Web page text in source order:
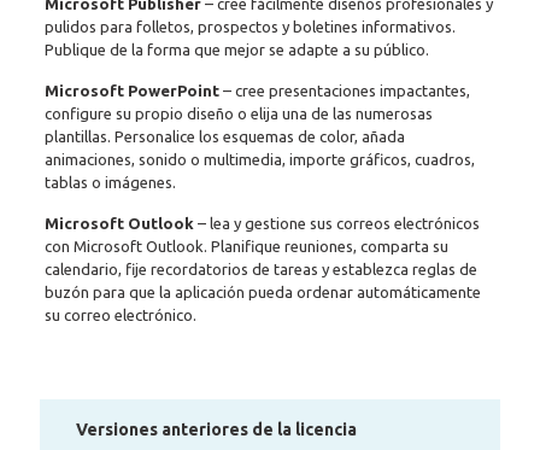
Microsoft Publisher– cree fácilmente diseños profesionales y
pulidos para folletos, prospectos y boletines informativos.
Publique de la forma que mejor se adapte a su público.
Microsoft PowerPoint– cree presentaciones impactantes,
configure su propio diseño o elija una de las numerosas
plantillas. Personalice los esquemas de color, añada
animaciones, sonido o multimedia, importe gráficos, cuadros,
tablas o imágenes.
Microsoft Outlook – lea y gestione sus correos electrónicos
con Microsoft Outlook. Planifique reuniones, comparta su
calendario, fije recordatorios de tareas y establezca reglas de
buzón para que la aplicación pueda ordenar automáticamente
su correo electrónico.
Versiones anteriores de la licencia